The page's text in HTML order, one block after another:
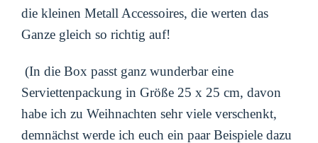
die kleinen Metall Accessoires, die werten das
Ganze gleich so richtig auf!
(In die Box passt ganz wunderbar eine
Serviettenpackung in Größe 25 x 25 cm, davon
habe ich zu Weihnachten sehr viele verschenkt,
demnächst werde ich euch ein paar Beispiele dazu